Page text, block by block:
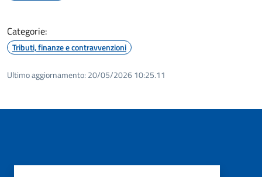
Categorie:
Tributi, finanze e contravvenzioni
Ultimo aggiornamento: 20/05/2026 10:25.11